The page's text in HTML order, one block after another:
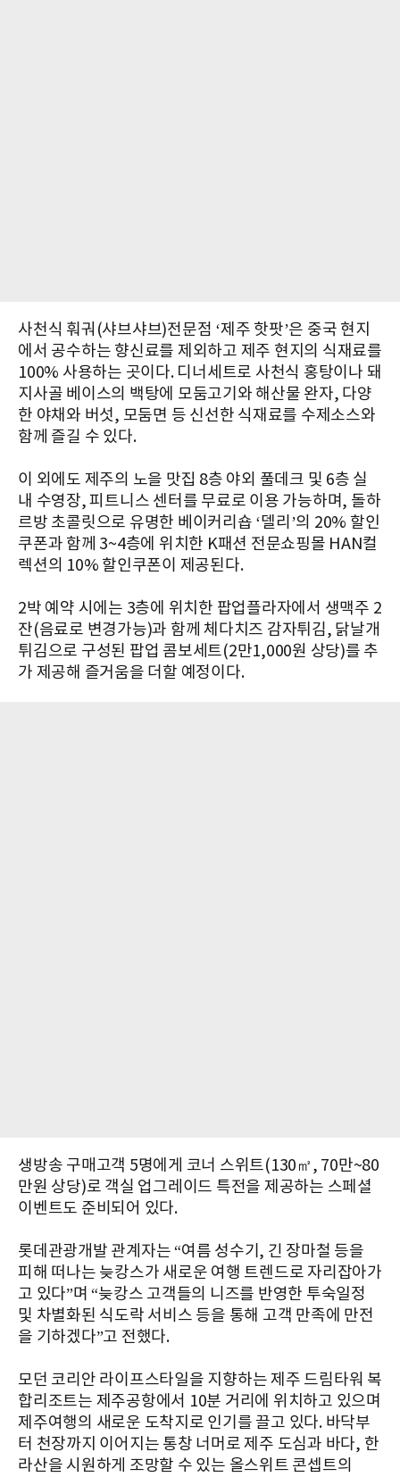
사천식 훠궈(샤브샤브)전문점 ‘제주 핫팟’은 중국 현지
에서 공수하는 향신료를 제외하고 제주 현지의 식재료를
100% 사용하는 곳이다. 디너세트로 사천식 홍탕이나 돼
지사골 베이스의 백탕에 모둠고기와 해산물 완자, 다양
한 야채와 버섯, 모둠면 등 신선한 식재료를 수제소스와
함께 즐길 수 있다.
이 외에도 제주의 노을 맛집 8층 야외 풀데크 및 6층 실
내 수영장, 피트니스 센터를 무료로 이용 가능하며, 돌하
르방 초콜릿으로 유명한 베이커리숍 ‘델리’의 20% 할인
쿠폰과 함께 3~4층에 위치한 K패션 전문쇼핑몰 HAN컬
렉션의 10% 할인쿠폰이 제공된다.
2박 예약 시에는 3층에 위치한 팝업플라자에서 생맥주 2
잔(음료로 변경가능)과 함께 체다치즈 감자튀김, 닭날개
튀김으로 구성된 팝업 콤보세트(2만1,000원 상당)를 추
가 제공해 즐거움을 더할 예정이다.
생방송 구매고객 5명에게 코너 스위트(130㎡, 70만~80
만원 상당)로 객실 업그레이드 특전을 제공하는 스페셜
이벤트도 준비되어 있다.
롯데관광개발 관계자는 “여름 성수기, 긴 장마철 등을
피해 떠나는 늦캉스가 새로운 여행 트렌드로 자리잡아가
고 있다”며 “늦캉스 고객들의 니즈를 반영한 투숙일정
및 차별화된 식도락 서비스 등을 통해 고객 만족에 만전
을 기하겠다”고 전했다.
모던 코리안 라이프스타일을 지향하는 제주 드림타워 복
합리조트는 제주공항에서 10분 거리에 위치하고 있으며
제주여행의 새로운 도착지로 인기를 끌고 있다. 바닥부
터 천장까지 이어지는 통창 너머로 제주 도심과 바다, 한
라산을 시원하게 조망할 수 있는 올스위트 콘셉트의